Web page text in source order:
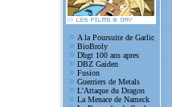
A la Poursuite de Garlic
BioBroly
Dbgt 100 ans apres
DBZ Gaiden
Fusion
Guerriers de Metals
L'Attaque du Dragon
La Menace de Nameck